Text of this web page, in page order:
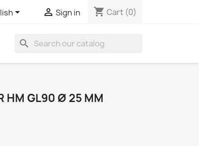
  Sign in shopping_cart Cart (0)
search
HM GL90 Ø 25 MM